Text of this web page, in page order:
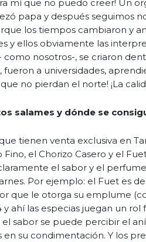
mí que no puedo creer! Un
papa y después seguimos
los tiempos cambiaron y
y ellos obviamente las
como nosotros-, se criaron
fueron a universidades,
no pierdan el norte! ¡La
salames y dónde se
tienen venta exclusiva en
Fino, el Chorizo Casero y el
el sabor y el
Por ejemplo: el Fuet es
que le otorga su emplume
y ahí las especias juegan un
sabor se puede percibir el
en su condimentación. Y los